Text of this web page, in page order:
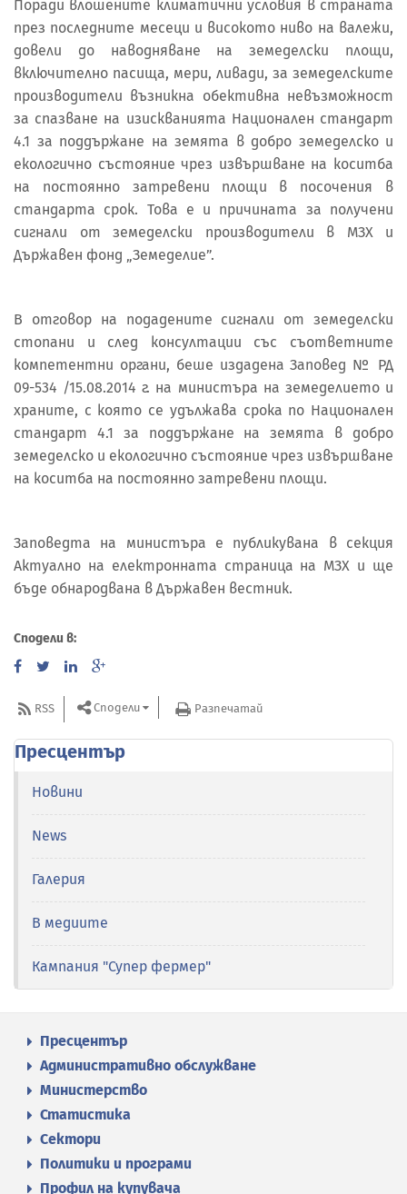
Поради влошените климатични условия в страната
през последните месеци и високото ниво на валежи,
довели до наводняване на земеделски площи,
включително пасища, мери, ливади, за земеделските
производители възникна обективна невъзможност
за спазване на изискванията Национален стандарт
4.1 за поддържане на земята в добро земеделско и
екологично състояние чрез извършване на коситба
на постоянно затревени площи в посочения в
стандарта срок. Това е и причината за получени
сигнали от земеделски производители в МЗХ и
Държавен фонд „Земеделие”.
В отговор на подадените сигнали от земеделски
стопани и след консултации със съответните
компетентни органи, беше издадена Заповед № РД
09-534 /15.08.2014 г. на министъра на земеделието и
храните, с която се удължава срока по Национален
стандарт 4.1 за поддържане на земята в добро
земеделско и екологично състояние чрез извършване
на коситба на постоянно затревени площи.
Заповедта на министъра е публикувана в секция
Актуално на електронната страница на МЗХ и ще
бъде обнародвана в Държавен вестник.
Сподели в:
RSS Сподели Разпечатай
Пресцентър
Новини
News
Галерия
В медиите
Кампания "Супер фермер"
Пресцентър
Административно обслужване
Министерство
Статистика
Сектори
Политики и програми
Профил на купувача